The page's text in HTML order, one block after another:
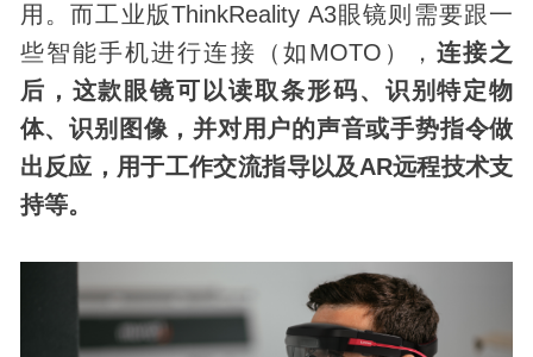
用。而工业版ThinkReality A3眼镜则需要跟一
些智能手机进行连接（如MOTO），连接之
后，这款眼镜可以读取条形码、识别特定物
体、识别图像，并对用户的声音或手势指令做
出反应，用于工作交流指导以及AR远程技术支
持等。